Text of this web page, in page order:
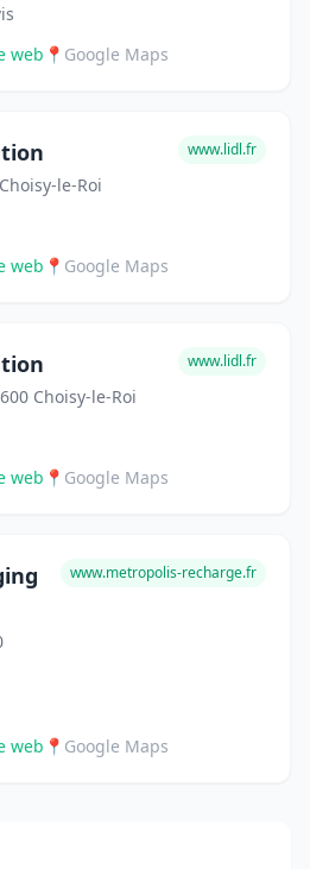
web 📍 Google Maps
le-Roi
www.lidl.fr
web 📍 Google Maps
Choisy-le-Roi
www.lidl.fr
web 📍 Google Maps
www.metropolis-recharge.fr
web 📍 Google Maps